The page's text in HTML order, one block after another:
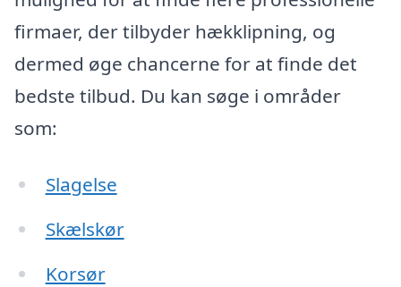
firmaer, der tilbyder hækklipning, og
dermed øge chancerne for at finde det
bedste tilbud. Du kan søge i områder
som:
Slagelse
Skælskør
Korsør